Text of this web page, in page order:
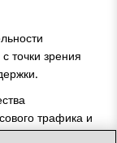
точки зрения
трафика и